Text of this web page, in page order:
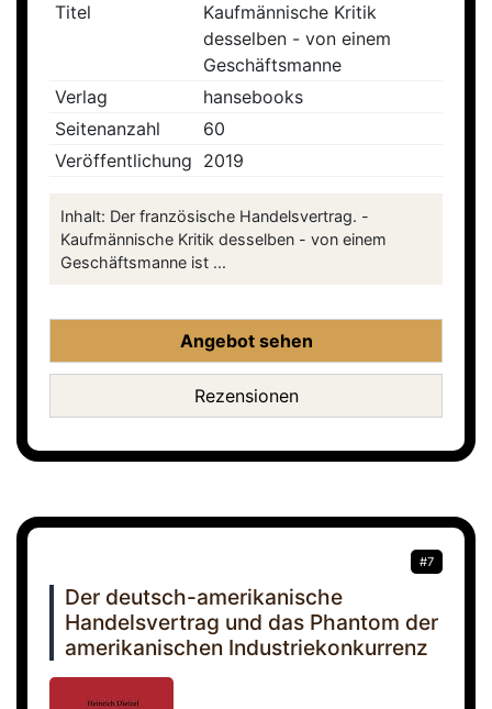
Titel
Kaufmännische Kritik
desselben - von einem
Geschäftsmanne
Verlag
hansebooks
Seitenanzahl
60
Veröffentlichung 2019
Inhalt: Der französische Handelsvertrag. -
Kaufmännische Kritik desselben - von einem
Geschäftsmanne ist ...
Angebot sehen
Rezensionen
#7
Der deutsch-amerikanische
Handelsvertrag und das Phantom der
amerikanischen Industriekonkurrenz